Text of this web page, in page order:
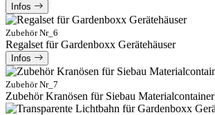
Infos
Zubehör Nr_6
Regalset für Gardenboxx Gerätehäuser
Infos
Zubehör Nr_7
Zubehör Kranösen für Siebau Materialcontainer